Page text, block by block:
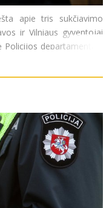
apie tris sukčiavimo
ir Vilniaus gyventojai
departamentas,
komisariatą kreipėsi